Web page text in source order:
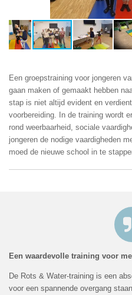
Een groepstraining voor jongeren
gaan maken of gemaakt hebben
stap is niet altijd evident en
voorbereiding. In de training wordt
rond weerbaarheid, sociale
jongeren de nodige vaardigheden
moed de nieuwe school in te
Een waardevolle training voor
De Rots & Water-training is een
voor een spannende overgang